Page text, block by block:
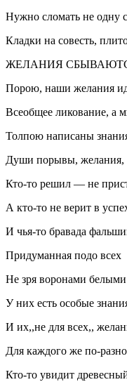
Нужно сломать не одну
Кладки на совесть,
ЖЕЛАНИЯ
Порою, наши желания
Всеобщее ликование, а
Толпою написаны
Души порывы, желания,
Кто-то решил — не
А кто-то не верит в
И чья-то бравада
Придуманная подо всех
Не зря воронами белыми
У них есть особые
И их,,не для всех,,
Для каждого же по-
Кто-то увидит